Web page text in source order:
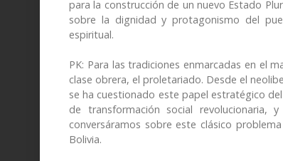
para la construcción de un nuevo Estado
sobre la dignidad y protagonismo del
espiritual.
PK: Para las tradiciones enmarcadas en el
clase obrera, el proletariado. Desde el
se ha cuestionado este papel estratégico
de transformación social revolucionaria,
conversáramos sobre este clásico
Bolivia.